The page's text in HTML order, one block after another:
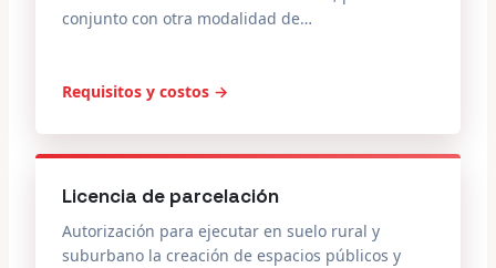
conjunto con otra modalidad de…
Requisitos y costos →
Licencia de parcelación
Autorización para ejecutar en suelo rural y
suburbano la creación de espacios públicos y